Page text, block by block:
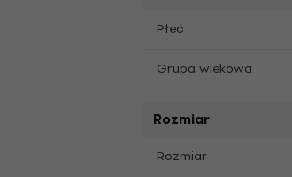
Płeć
Grupa wiekowa
Rozmiar
Rozmiar